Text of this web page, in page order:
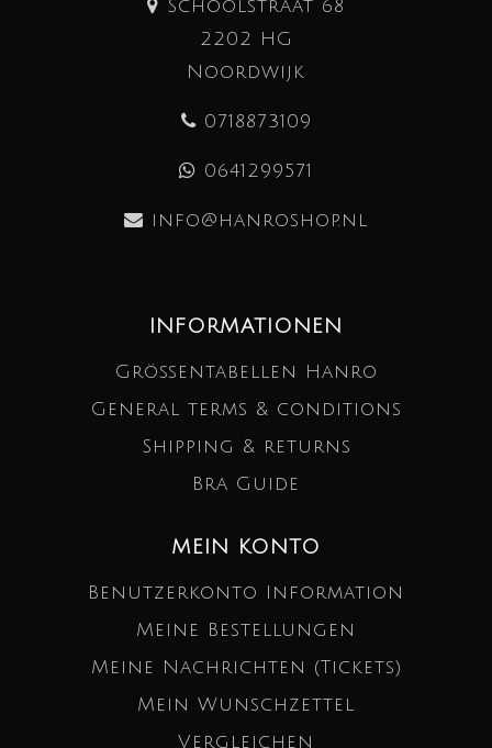
Schoolstraat 68
2202 HG
Noordwijk
0718873109
0641299571
info@hanroshop.nl
INFORMATIONEN
Größentabellen Hanro
General terms & conditions
Shipping & returns
Bra Guide
MEIN KONTO
Benutzerkonto Information
Meine Bestellungen
Meine Nachrichten (Tickets)
Mein Wunschzettel
Vergleichen